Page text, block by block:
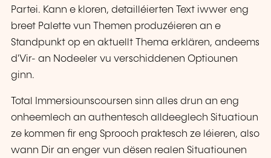
Partei. Kann e kloren, detailléierten Text iwwer eng
breet Palette vun Themen produzéieren an e
Standpunkt op en aktuellt Thema erklären, andeems
d'Vir- an Nodeeler vu verschiddenen Optiounen
ginn.
Total Immersiounscoursen sinn alles drun an eng
onheemlech an authentesch alldeeglech Situatioun
ze kommen fir eng Sprooch praktesch ze léieren, also
wann Dir an enger vun dësen realen Situatiounen